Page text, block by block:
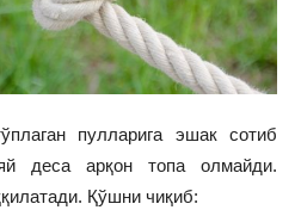
пулларига эшак сотиб
деса арқон топа олмайди.
Қўшни чиқиб: